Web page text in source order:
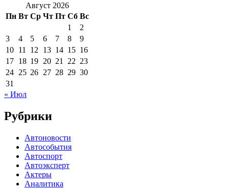
Август 2026
Пн Вт Ср Чт Пт Сб Вс
1
2
3
4 5 6 7 8
9
10 11 12 13 14 15 16
17 18 19 20 21 22 23
24 25 26 27 28 29 30
31
« Июл
Рубрики
Автоновости
Автособытия
Автоспорт
Автоэксперт
Актеры
Аналитика